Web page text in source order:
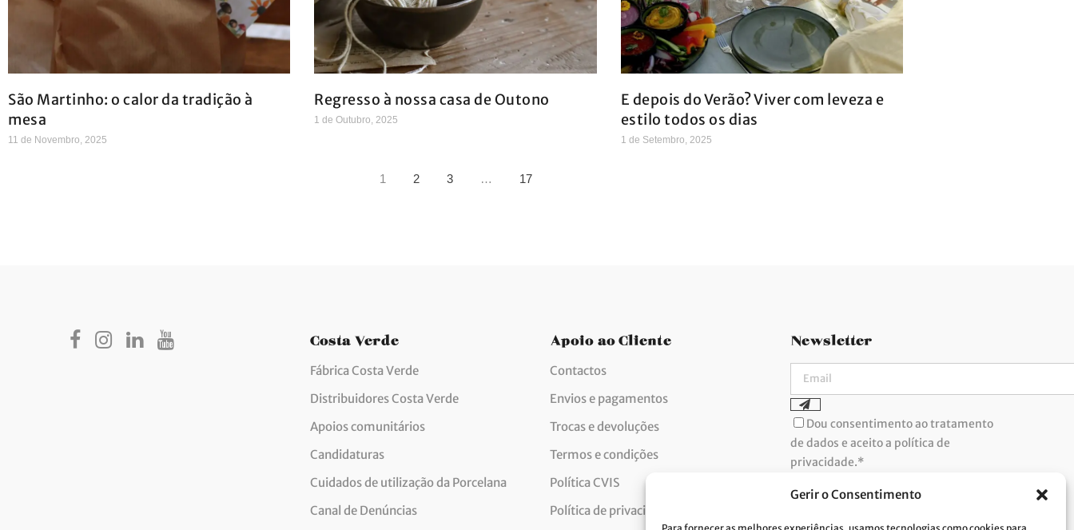
Gerir o Consentimento
São Martinho: o calor da tradição à
mesa
11 de Novembro, 2025
Regresso à nossa casa de Outono
1 de Outubro, 2025
E depois do Verão? Viver com leveza e
estilo todos os dias
1 de Setembro, 2025
1 2 3 … 17
Costa Verde
Fábrica Costa Verde
Distribuidores Costa Verde
Apoios comunitários
Candidaturas
Cuidados de utilização da Porcelana
Canal de Denúncias
Apoio ao Cliente
Contactos
Envios e pagamentos
Trocas e devoluções
Termos e condições
Política CVIS
Política de privacidade
Newsletter
Dou consentimento ao tratamento
de dados e aceito a política de
privacidade.*
implementação do RGPD. Para tratarmos os
seus dados pessoais, precisamos do seu
Política de Privacidade.